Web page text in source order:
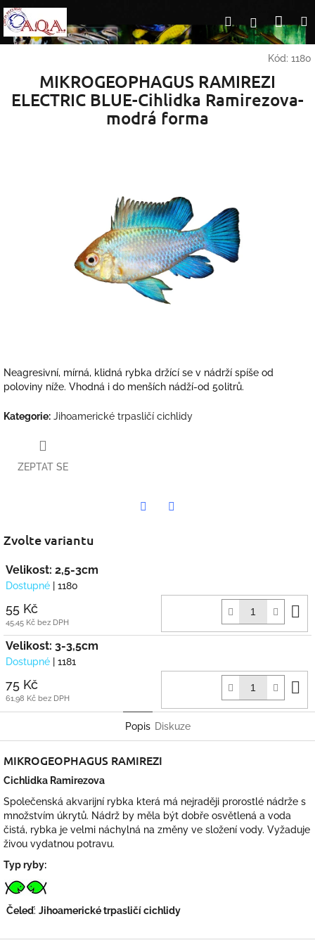
Přejít
na
obsah
HledatPřihlášení
Kód: 1180
MIKROGEOPHAGUS RAMIREZI
ELECTRIC BLUE-Cihlidka Ramirezova-
modrá forma
Neagresivní, mírná, klidná rybka držící se v nádrží spíše od
poloviny níže. Vhodná i do menších nádží-od 50litrů.
Kategorie: Jihoamerické trpasličí cichlidy
ZEPTAT SE
Zvolte variantu
Velikost: 2,5-3cm
Dostupné | 1180
55 Kč
45,45 Kč bez DPH
Velikost: 3-3,5cm
Dostupné | 1181
75 Kč
61,98 Kč bez DPH
Popis Diskuze
MIKROGEOPHAGUS RAMIREZI
Cichlidka Ramirezova
Společenská akvarijní rybka která má nejraději prorostlé nádrže s
množstvím úkrytů. Nádrž by měla být dobře osvětlená a voda
čistá, rybka je velmi náchylná na změny ve složení vody. Vyžaduje
živou vydatnou potravu.
Typ ryby:
Čeleď: Jihoamerické trpasličí cichlidy